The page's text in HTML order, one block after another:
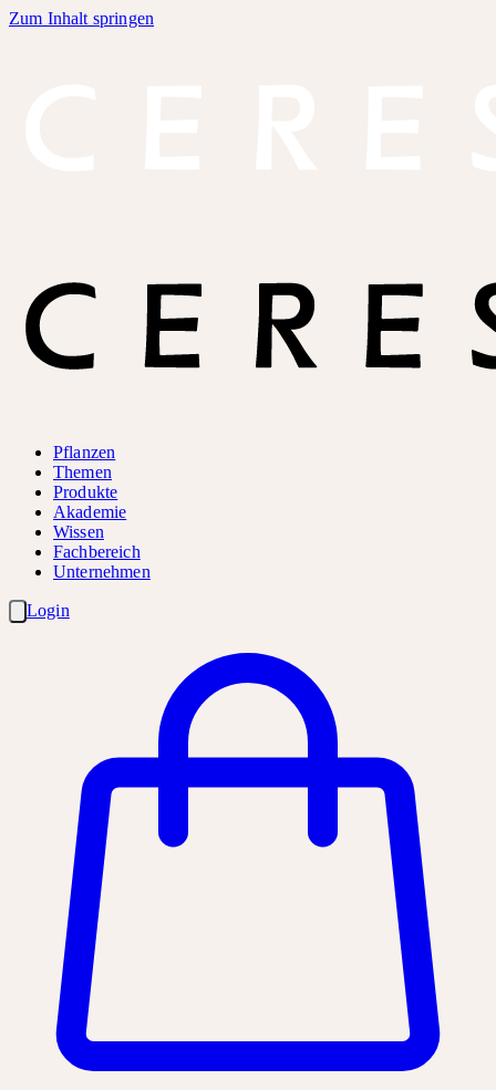
Zum Inhalt springen
Pflanzen
Themen
Produkte
Akademie
Wissen
Fachbereich
Unternehmen
Login